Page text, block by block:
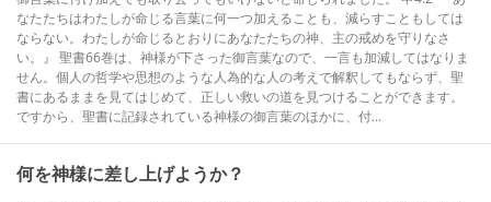
なたたちはわたしが命じる言葉に何一つ加えることも、減らすこともしては
ならない。わたしが命じるとおりにあなたたちの神、主の戒めを守りなさ
い。』 聖書66巻は、神様が下さった御言葉なので、一言も加減してはなりま
せん。個人の哲学や思想のような人為的な人の考えで解釈してもならず、聖
書にあるままを見てはじめて、正しい救いの道を見つけることができます。
ですから、聖書に記録されている神様の御言葉のほかに、付...
何を神様に差し上げようか？